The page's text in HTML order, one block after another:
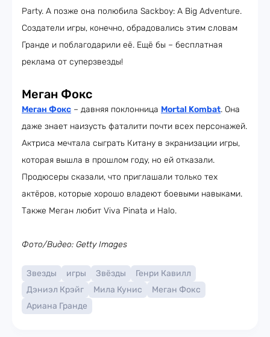
Party. А позже она полюбила Sackboy: A Big Adventure.
Создатели игры, конечно, обрадовались этим словам
Гранде и поблагодарили её. Ещё бы – бесплатная
реклама от суперзвезды!
Меган Фокс
Меган Фокс – давняя поклонница Mortal Kombat. Она
даже знает наизусть фаталити почти всех персонажей.
Актриса мечтала сыграть Китану в экранизации игры,
которая вышла в прошлом году, но ей отказали.
Продюсеры сказали, что приглашали только тех
актёров, которые хорошо владеют боевыми навыками.
Также Меган любит Viva Pinata и Halo.
Фото/Видео: Getty Images
Звезды игры Звёзды
Генри Кавилл
Дэниэл Крэйг
Мила Кунис
Меган Фокс
Ариана Гранде